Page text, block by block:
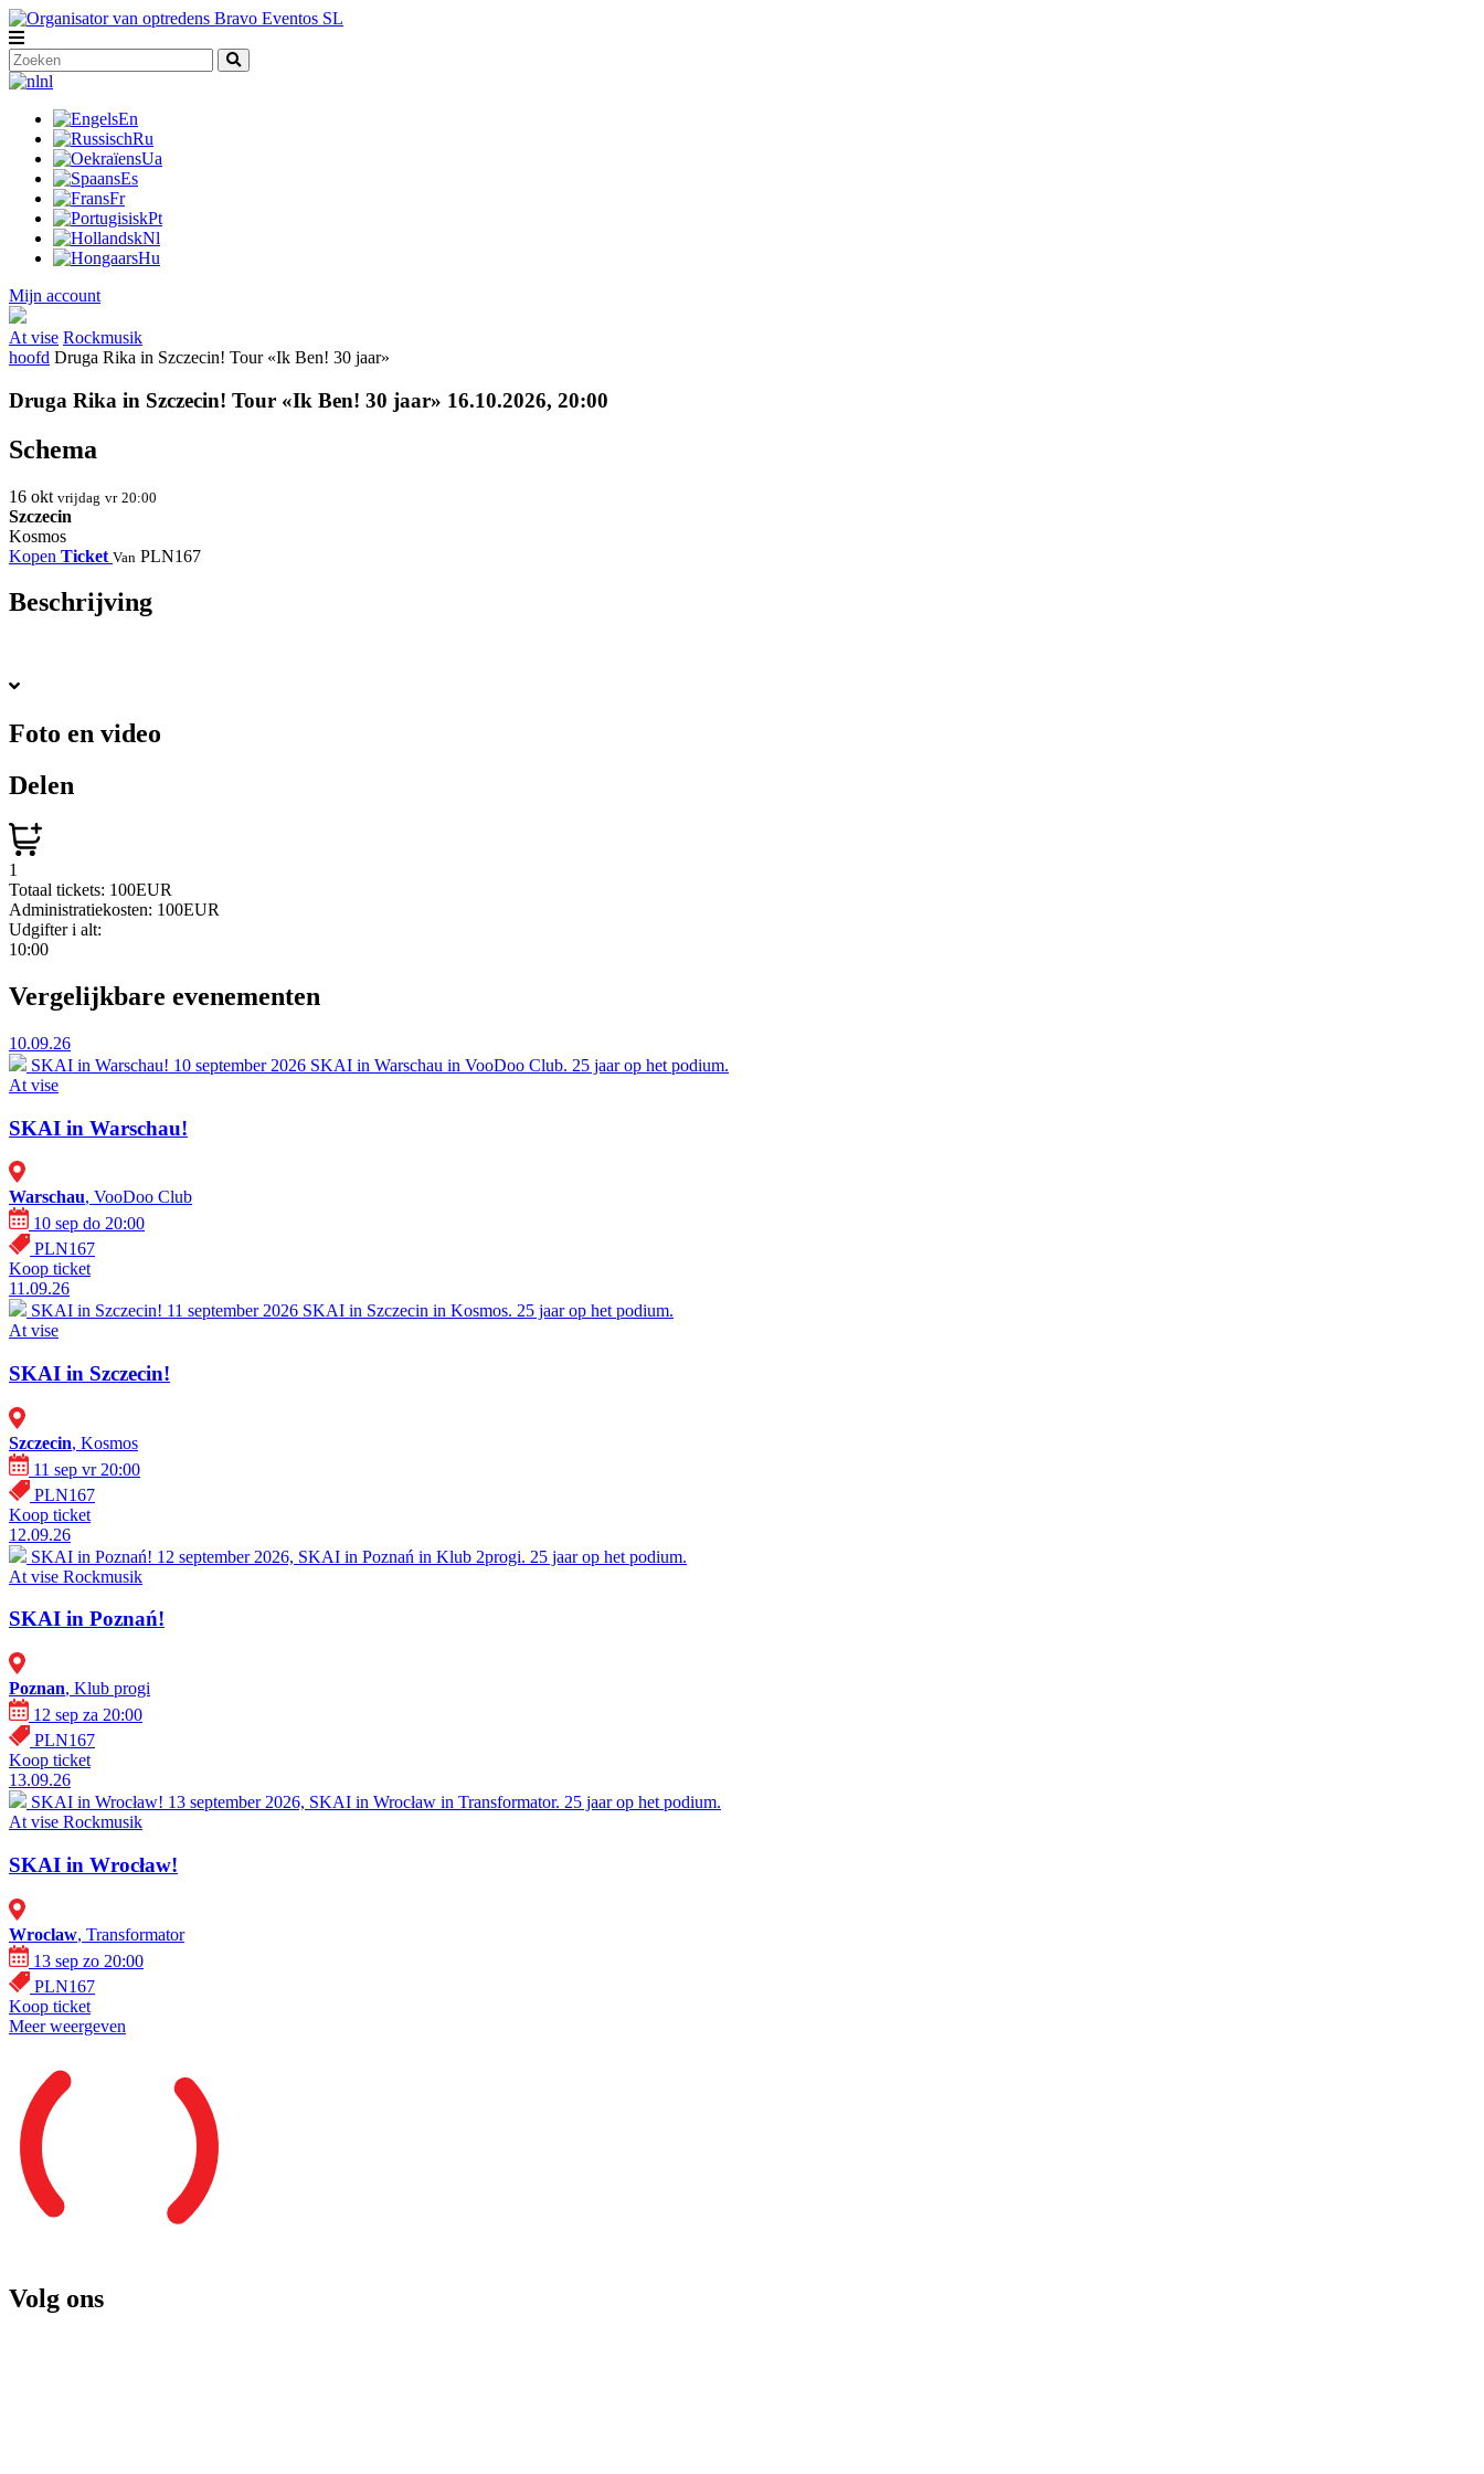
nl
En
Ru
Ua
Es
Fr
Pt
Nl
Hu
Mijn account
At vise Rockmusik
hoofd Druga Rika in Szczecin! Tour «Ik Ben! 30 jaar»
Druga Rika in Szczecin! Tour «Ik Ben! 30 jaar» 16.10.2026, 20:00
Schema
16 okt vrijdag vr 20:00
Szczecin
Kosmos
Kopen Ticket Van PLN167
Beschrijving
Foto en video
Delen
1
Totaal tickets: 100EUR
Administratiekosten: 100EUR
Udgifter i alt:
10:00
Vergelijkbare evenementen
10.09.26
SKAI in Warschau! 10 september 2026 SKAI in Warschau in VooDoo Club. 25 jaar op het podium.
At vise
SKAI in Warschau!
Warschau, VooDoo Club
10 sep do 20:00
PLN167
Koop ticket
11.09.26
SKAI in Szczecin! 11 september 2026 SKAI in Szczecin in Kosmos. 25 jaar op het podium.
At vise
SKAI in Szczecin!
Szczecin, Kosmos
11 sep vr 20:00
PLN167
Koop ticket
12.09.26
SKAI in Poznań! 12 september 2026, SKAI in Poznań in Klub 2progi. 25 jaar op het podium.
At vise Rockmusik
SKAI in Poznań!
Poznan, Klub progi
12 sep za 20:00
PLN167
Koop ticket
13.09.26
SKAI in Wrocław! 13 september 2026, SKAI in Wrocław in Transformator. 25 jaar op het podium.
At vise Rockmusik
SKAI in Wrocław!
Wroclaw, Transformator
13 sep zo 20:00
PLN167
Koop ticket
Meer weergeven
Volg ons